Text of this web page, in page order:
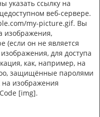
указать ссылку на
веб-сервере.
my-picture.gif. Вы
изображения,
(если он не является
для доступа
как, например, на
защищённые паролями
на изображения
[img].